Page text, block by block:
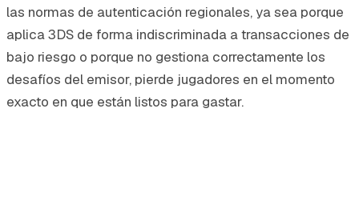
las normas de autenticación regionales, ya sea porque
aplica 3DS de forma indiscriminada a transacciones de
bajo riesgo o porque no gestiona correctamente los
desafíos del emisor, pierde jugadores en el momento
exacto en que están listos para gastar.